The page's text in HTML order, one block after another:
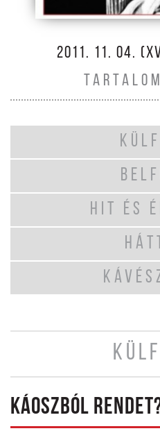
2011. 11. 04.
HIT ÉS
KÁOSZBÓL